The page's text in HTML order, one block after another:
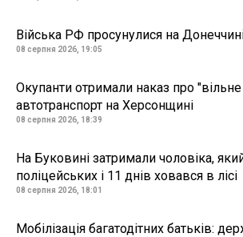
Війська РФ просунулися на
08 серпня 2026, 19:05
Окупанти отримали наказ про
автотранспорт на Херсонщині
08 серпня 2026, 18:39
На Буковині затримали чоловіка,
поліцейських і 11 днів ховався в лісі
08 серпня 2026, 18:01
Мобілізація багатодітних батьків: